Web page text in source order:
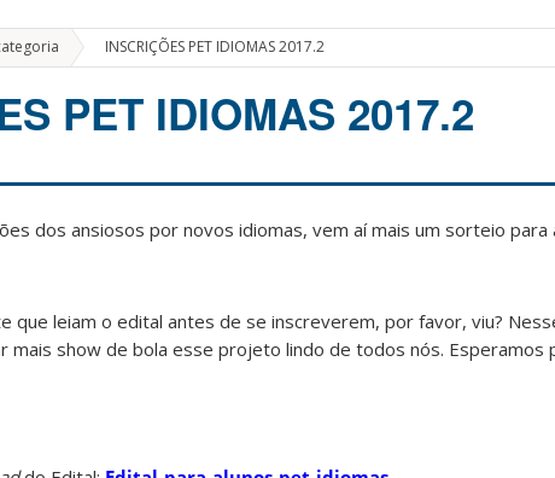
» INSCRIÇÕES PET IDIOMAS 2017.2
PET IDIOMAS 2017.2
dos ansiosos por novos idiomas, vem aí mais um sorteio para
que leiam o edital antes de se inscreverem, por favor, viu?
mais show de bola esse projeto lindo de todos nós. Esperamos